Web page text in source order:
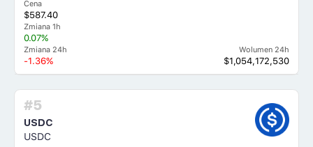
Cena
$587.40
Zmiana 1h
0.07%
Zmiana 24h
-1.36%
Wolumen 24h
$1,054,172,530
#5
USDC
USDC